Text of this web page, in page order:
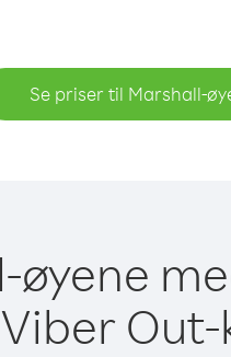
Se priser til Marshall-